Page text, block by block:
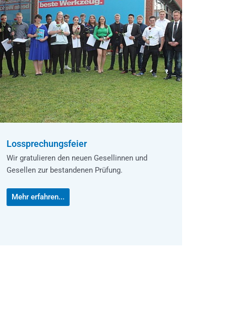
Lossprechungsfeier
Wir gratulieren den neuen Gesellinnen und
Gesellen zur bestandenen Prüfung.
Mehr erfahren...